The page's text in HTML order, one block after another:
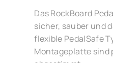
Das RockBoard
sicher, sauber und
flexible PedalSafe
Montageplatte sind